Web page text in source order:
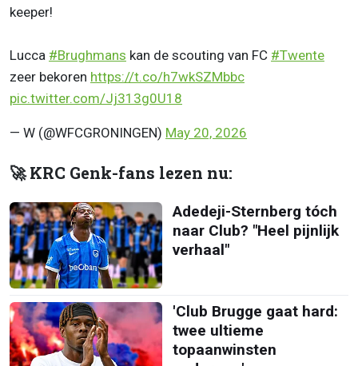
keeper!
Lucca #Brughmans kan de scouting van FC #Twente
zeer bekoren https://t.co/h7wkSZMbbc
pic.twitter.com/Jj313g0U18
— W (@WFCGRONINGEN) May 20, 2026
🚀 KRC Genk-fans lezen nu:
Adedeji-Sternberg tóch
naar Club? "Heel pijnlijk
verhaal"
'Club Brugge gaat hard:
twee ultieme
topaanwinsten